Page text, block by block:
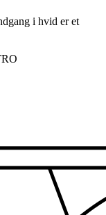
i hvid er et